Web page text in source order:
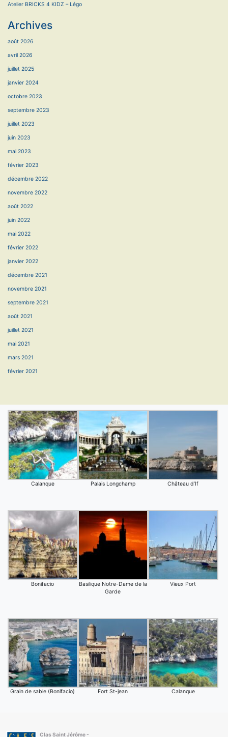
Atelier BRICKS 4 KIDZ – Légo
Archives
août 2026
avril 2026
juillet 2025
janvier 2024
octobre 2023
septembre 2023
juillet 2023
juin 2023
mai 2023
février 2023
décembre 2022
novembre 2022
août 2022
juin 2022
mai 2022
février 2022
janvier 2022
décembre 2021
novembre 2021
septembre 2021
août 2021
juillet 2021
mai 2021
mars 2021
février 2021
Calanque Palais Longchamp Château d’If
Bonifacio
Basilique Notre-Dame de la
Garde
Vieux Port
Grain de sable (Bonifacio) Fort St-jean Calanque
Clas Saint Jérôme -